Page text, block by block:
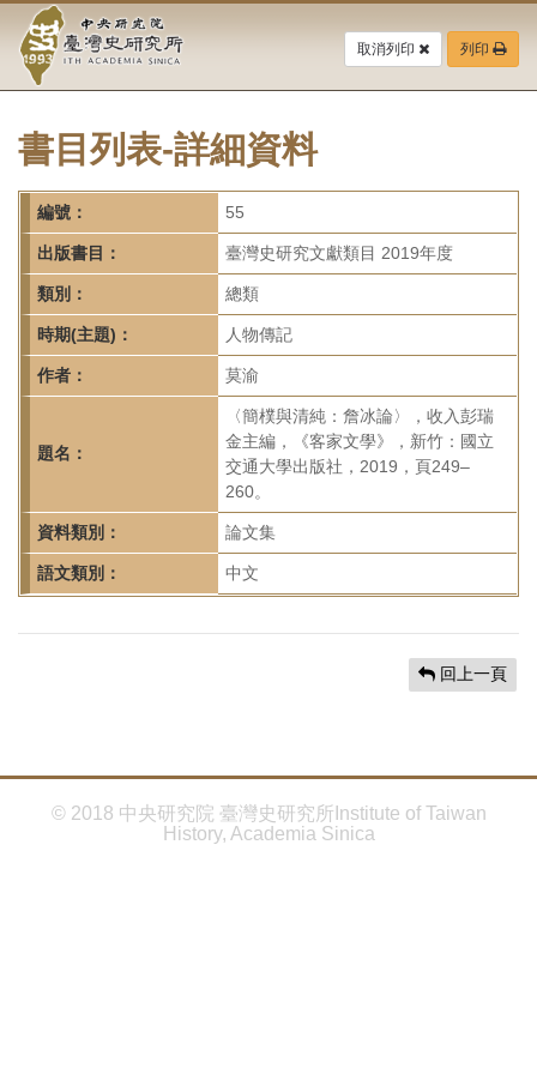
要
中
央
研
究
院-
臺
灣
史
研
究
首
頁
取消列印 列印
書目列表-詳細資料
編號： 55
出版書目： 臺灣史研究文獻類目 2019年度
類別： 總類
時期(主題)： 人物傳記
作者： 莫渝
題名：
〈簡樸與清純：詹冰論〉，收入彭瑞
金主編，《客家文學》，新竹：國立
交通大學出版社，2019，頁249–
260。
資料類別： 論文集
語文類別： 中文
回上一頁
© 2018 中央研究院 臺灣史研究所Institute of Taiwan
History, Academia Sinica